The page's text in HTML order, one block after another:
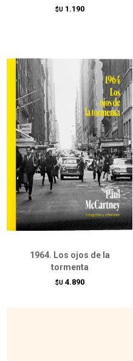
$U 1.190
1964. Los ojos de la
tormenta
$U 4.890